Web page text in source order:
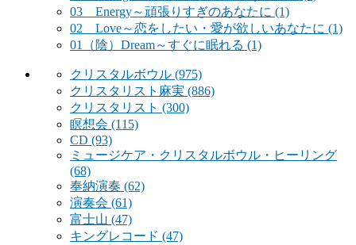
03 Energy～頑張りすぎのあなたに (1)
02 Love～恋をしたい・愛が欲しいあなたに (1)
01（陰）Dream～すぐに眠れる (1)
クリスタルボウル (975)
クリスタリスト麻実 (886)
クリスタリスト (300)
瞑想会 (115)
CD (93)
ミュージケア・クリスタルボウル・ヒーリング
(68)
奉納演奏 (62)
演奏会 (61)
富士山 (47)
キングレコード (47)